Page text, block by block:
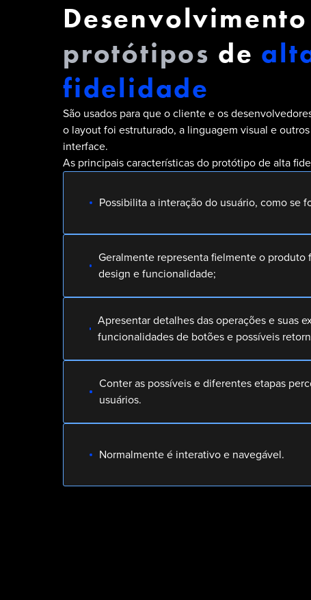
protótipos de
fidelidade
São usados para que o cliente e os
o layout foi estruturado, a linguagem visual e
interface.
As principais características do protótipo de alta
Possibilita a interação do usuário, como se
Geralmente representa fielmente o produto
design e funcionalidade;
Apresentar detalhes das operações e suas
funcionalidades de botões e possíveis
Conter as possíveis e diferentes etapas
usuários.
Normalmente é interativo e navegável.